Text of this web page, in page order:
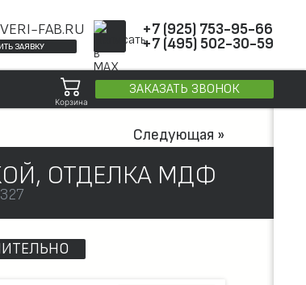
FAB.RU
ЗАЯВКУ
+7 (925) 753-95-66
+7 (495) 502-30-59
Корзина
ЗАКАЗАТЬ ЗВОНОК
Следующая »
ОТДЕЛКА МДФ